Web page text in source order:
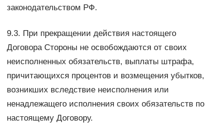
законодательством РФ.
9.3. При прекращении действия настоящего
Договора Стороны не освобождаются от своих
неисполненных обязательств, выплаты штрафа,
причитающихся процентов и возмещения убытков,
возникших вследствие неисполнения или
ненадлежащего исполнения своих обязательств по
настоящему Договору.